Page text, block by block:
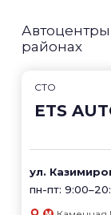
районах
СТО
ETS
ул.
пн-пт: